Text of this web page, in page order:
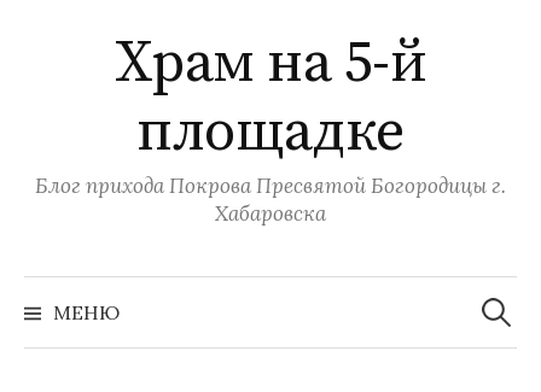
содержимомуХрам на 5-й
площадке
Блог прихода Покрова Пресвятой Богородицы г.
Хабаровска
МЕНЮ
Найти: